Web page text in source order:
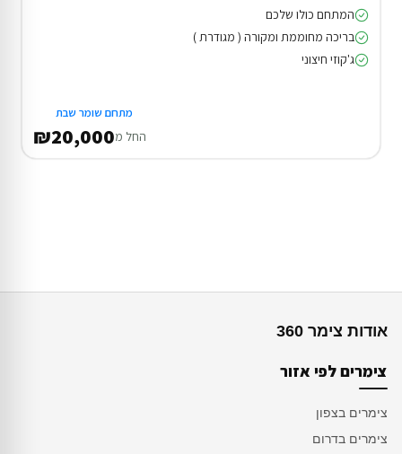
המתחם כולו שלכם
בריכה מחוממת ומקורה ( מגודרת )
ג'קוזי חיצוני
מתחם שומר שבת
החל מ₪20,000
אודות צימר 360
צימרים לפי אזור
צימרים בצפון
צימרים בדרום